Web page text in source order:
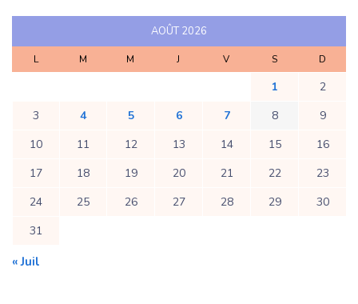
AOÛT 2026
L M M J V S D
1
2
3
4 5 6 7 8
9
10
11 12 13 14 15
16
17
18 19 20 21 22
23
24
25 26 27 28 29
30
31
« Juil